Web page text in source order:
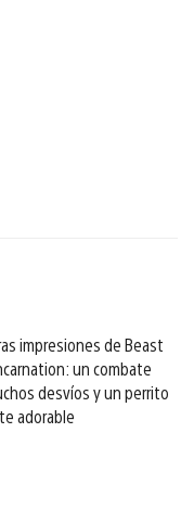
impresiones de Beast
un combate
desvíos y un perrito
adorable